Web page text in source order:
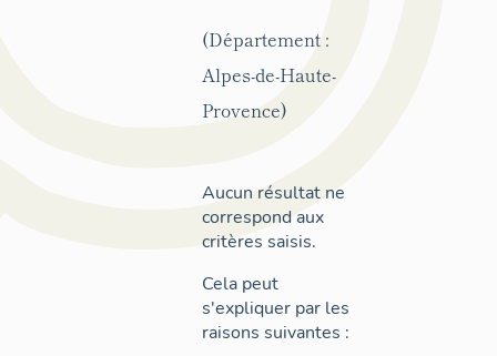
(Département :
Alpes-de-Haute-
Provence)
Aucun résultat ne
correspond aux
critères saisis.
Cela peut
s'expliquer par les
raisons suivantes :